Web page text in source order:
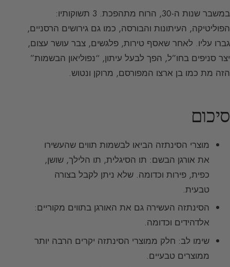
במשבר שנות ה-30, הרוח מתהפכת. 3 תשוקותיו:
הפוליטיקה, העיתונות והבורסה, כמו גם גירושים הרסניים,
גברו עליו. לאחר שאסף טירות, פלגשים, צבר עושר עצום,
יצר סניפים בחו”ל, הפך לבעל עיתון, “נפוליאון הבשמות”
הזה מת כמו בן ארצו המפורסם, מרוקן ונטוש.
סיכום
מוצרי הסינתזה הביאו לבשמות תווים שהעשירו
את אורגן הבשם: תו הסיגלית, תו הלילך, שושן,
כפית, פירות וכדומה. שלא ניתן לקבל בצורה
טבעית.
הסינתזה העשירה גם את האורגן בתווים מקוריים:
אלדהידים וכדומה.
שימו לב: חלק ממוצרי הסינתזה יקרים הרבה יותר
ממוצרים טבעיים.